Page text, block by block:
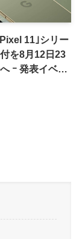
11｣シリー
を8月12日23
ｰ 発表イベン
前7時〜